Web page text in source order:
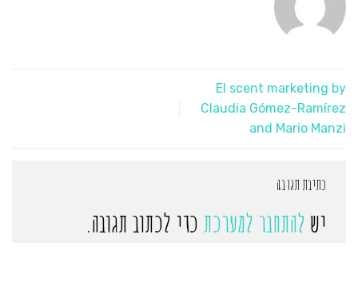
El scent marketing by
Claudia Gómez-Ramírez
and Mario Manzi
כתיבת תגובה
יש להתחבר למערכת כדי לכתוב תגובה.